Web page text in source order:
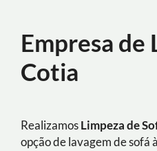
Empresa de
Cotia
Realizamos Limpeza de
opção de lavagem de sofá